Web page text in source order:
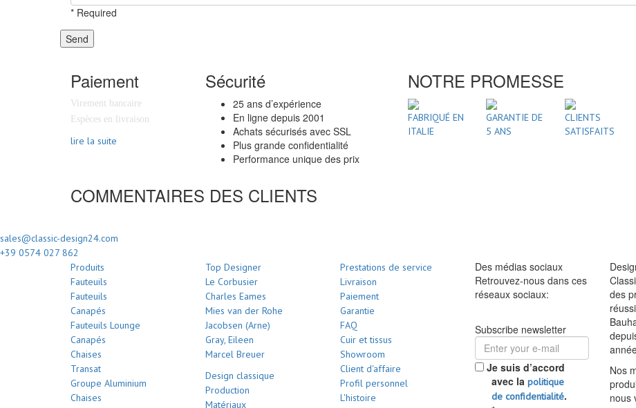
* Required
Send
Paiement
Virement bancaire
Espèces en livraison
lire la suite
Sécurité
25 ans d’expérience
En ligne depuis 2001
Achats sécurisés avec SSL
Plus grande confidentialité
Performance unique des prix
NOTRE PROMESSE
FABRIQUÉ EN
ITALIE
GARANTIE DE
5 ANS
CLIENTS
SATISFAITS
COMMENTAIRES DES CLIENTS
sales@classic-design24.com
+39 0574 027 862
Produits
Fauteuils
Fauteuils
Canapés
Fauteuils Lounge
Canapés
Chaises
Transat
Groupe Aluminium
Chaises
Top Designer
Le Corbusier
Charles Eames
Mies van der Rohe
Jacobsen (Arne)
Gray, Eileen
Marcel Breuer
Design classique
Production
Matériaux
Prestations de service
Livraison
Paiement
Garantie
FAQ
Cuir et tissus
Showroom
Client d'affaire
Profil personnel
L'histoire
Des médias sociaux
Retrouvez-nous dans ces
réseaux sociaux:
Subscribe newsletter
Je suis d’accord
avec la politique
de confidentialité.
des
Nos
nous